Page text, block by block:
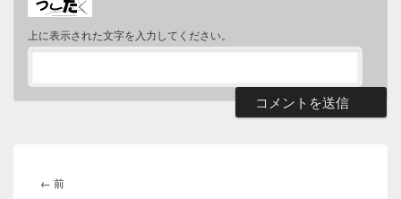
上に表示された文字を入力してください。
稿
← 前前